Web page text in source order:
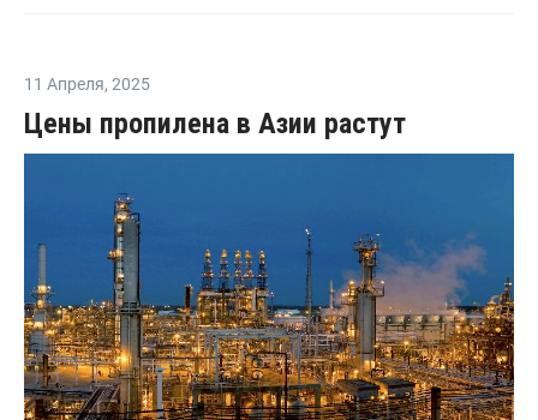
11 Апреля, 2025
Цены пропилена в Азии растут